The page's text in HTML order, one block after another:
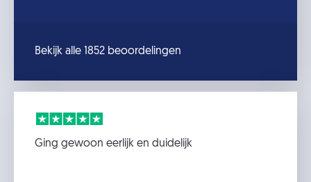
Bekijk alle 1852 beoordelingen
Ging gewoon eerlijk en duidelijk